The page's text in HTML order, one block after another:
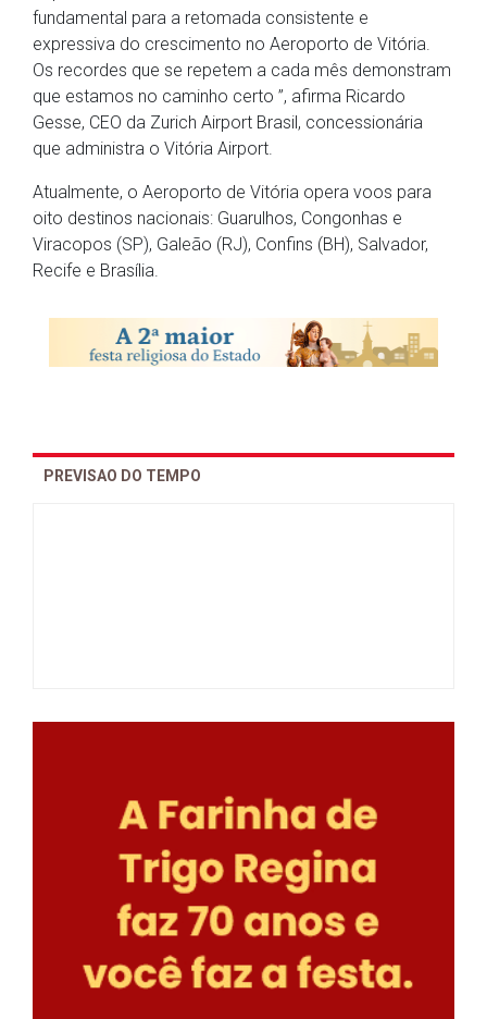
fundamental para a retomada consistente e
expressiva do crescimento no Aeroporto de Vitória.
Os recordes que se repetem a cada mês demonstram
que estamos no caminho certo ”, afirma Ricardo
Gesse, CEO da Zurich Airport Brasil, concessionária
que administra o Vitória Airport.
Atualmente, o Aeroporto de Vitória opera voos para
oito destinos nacionais: Guarulhos, Congonhas e
Viracopos (SP), Galeão (RJ), Confins (BH), Salvador,
Recife e Brasília.
PREVISAO DO TEMPO